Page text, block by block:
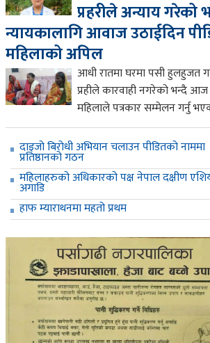
प्रहरीले अन्याय गरेको
न्यायकालागि आवाज उठाईदिन
महिलाको अपिल
आधी रातमा घरमा पसी हुलहुजत
प्रहीले कारवाही नगरेको भन्दै आज
महिलाले पत्रकार सम्मेलन गर्नु
दाइजो बिरोधी अभियान चलाउन पीडितको नाममा
प्रतिष्ठानको गठन
महिलाहरुको अधिकारको पक्ष नेपाल दक्षीण
अगाडि
हाफ म्याराथनमा महतो प्रथम